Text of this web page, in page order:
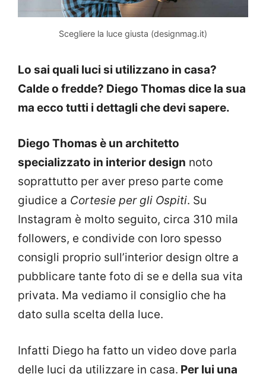
Scegliere la luce giusta (designmag.it)
Lo sai quali luci si utilizzano in casa?
Calde o fredde? Diego Thomas dice la sua
ma ecco tutti i dettagli che devi sapere.
Diego Thomas è un architetto
specializzato in interior design noto
soprattutto per aver preso parte come
giudice a Cortesie per gli Ospiti. Su
Instagram è molto seguito, circa 310 mila
followers, e condivide con loro spesso
consigli proprio sull’interior design oltre a
pubblicare tante foto di se e della sua vita
privata. Ma vediamo il consiglio che ha
dato sulla scelta della luce.
Infatti Diego ha fatto un video dove parla
delle luci da utilizzare in casa. Per lui una